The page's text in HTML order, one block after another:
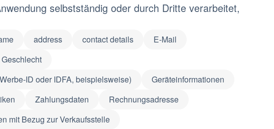
selbstständig oder durch Dritte verarbeitet,
address contact details
E-Mail
Geschlecht
ID oder IDFA, beispielsweise)
Geräteinformationen
Zahlungsdaten
Rechnungsadresse
mit Bezug zur Verkaufsstelle